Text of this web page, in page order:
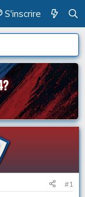
S'inscrire
#1